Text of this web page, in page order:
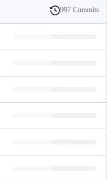
History
997 Commits